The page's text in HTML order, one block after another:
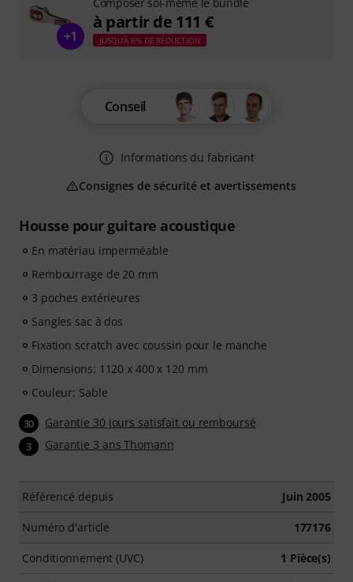
Housse pour guitare acoustique
En matériau imperméable
Rembourrage de 20 mm
3 poches extérieures
Sangles sac à dos
Fixation scratch avec coussin pour le manche
Dimensions: 1120 x 400 x 120 mm
Couleur: Sable
30 Garantie 30 jours satisfait ou remboursé
3 Garantie 3 ans Thomann
Référencé depuis Juin 2005
Numéro d'article 177176
Conditionnement (UVC) 1 Pièce(s)
Conseil
Informations du fabricant
Consignes de sécurité et avertissements
+1
à partir de 111 €
JUSQU'À 8% DE RÉDUCTION